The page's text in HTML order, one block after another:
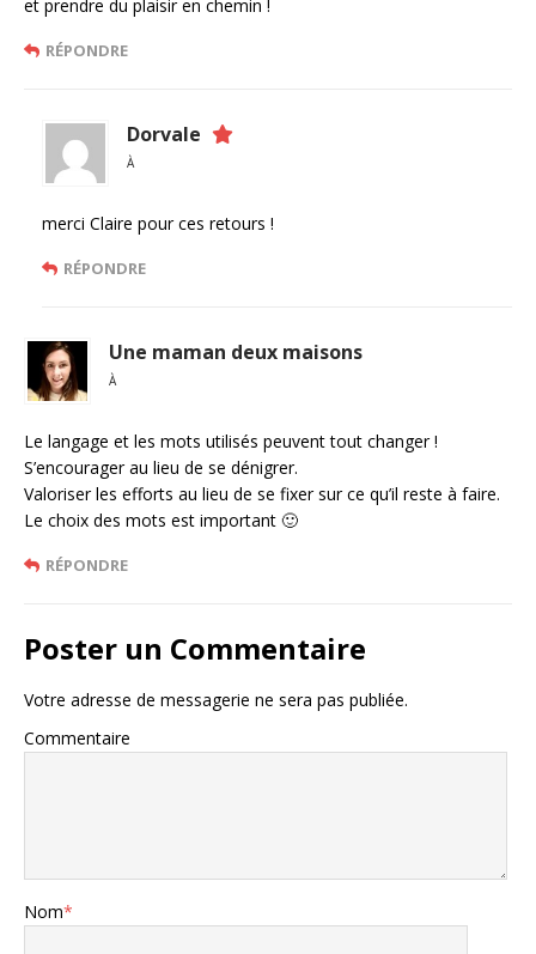
et prendre du plaisir en chemin !
RÉPONDRE
Dorvale
À
merci Claire pour ces retours !
RÉPONDRE
Une maman deux maisons
À
Le langage et les mots utilisés peuvent tout changer !
S’encourager au lieu de se dénigrer.
Valoriser les efforts au lieu de se fixer sur ce qu’il reste à faire.
Le choix des mots est important 🙂
RÉPONDRE
Poster un Commentaire
Votre adresse de messagerie ne sera pas publiée.
Commentaire
Nom*